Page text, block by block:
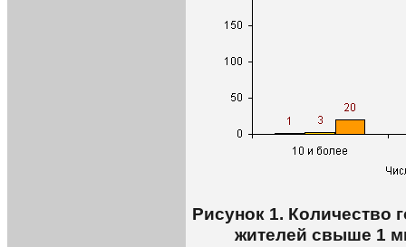
Рисунок 1. Количество
жителей свыше 1